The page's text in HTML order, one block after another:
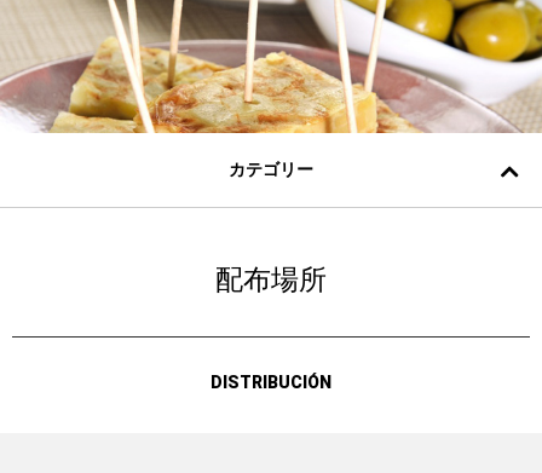
カテゴリー
配布場所
DISTRIBUCIÓN